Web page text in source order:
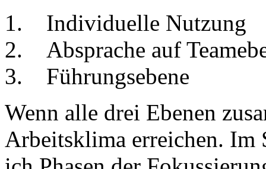
1. Individuelle Nutzung
2. Absprache auf
3. Führungsebene
Wenn alle drei Ebenen
Arbeitsklima erreichen. Im